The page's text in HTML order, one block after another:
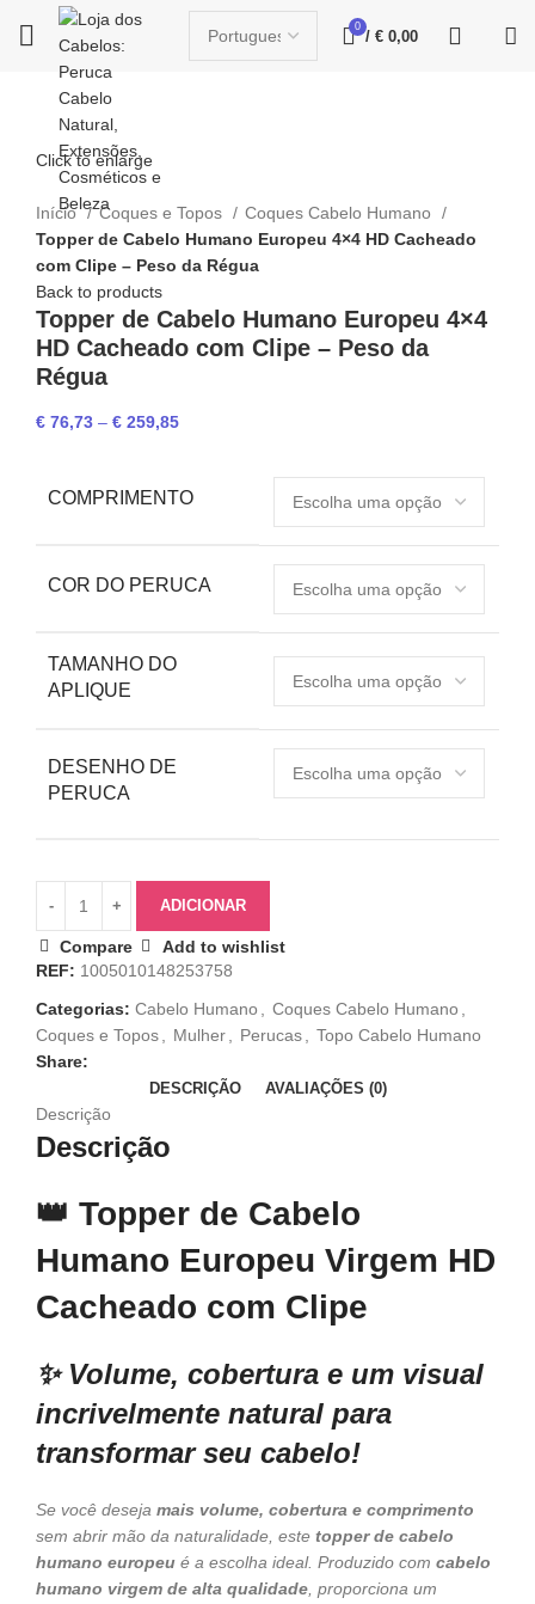
0
/ € 0,00
Click to enlarge
Início Coques e Topos
Coques Cabelo Humano
Topper de Cabelo Humano Europeu 4×4 HD Cacheado
com Clipe – Peso da Régua
Back to products
Topper de Cabelo Humano Europeu 4×4
HD Cacheado com Clipe – Peso da
Régua
€ 76,73 – € 259,85
COMPRIMENTO
COR DO PERUCA
TAMANHO DO
APLIQUE
DESENHO DE
PERUCA
ADICIONAR
Compare
Add to wishlist
REF: 1005010148253758
Categorias: Cabelo Humano , Coques Cabelo Humano ,
Coques e Topos, Mulher, Perucas, Topo Cabelo Humano
Share:
DESCRIÇÃO AVALIAÇÕES (0)
Descrição
Descrição
👑 Topper de Cabelo
Humano Europeu Virgem HD
Cacheado com Clipe
✨ Volume, cobertura e um visual
incrivelmente natural para
transformar seu cabelo!
Se você deseja mais volume, cobertura e comprimento
sem abrir mão da naturalidade, este topper de cabelo
humano europeu é a escolha ideal. Produzido com cabelo
humano virgem de alta qualidade, proporciona um